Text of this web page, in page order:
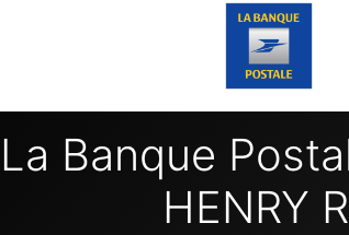
La Banque
HENRY